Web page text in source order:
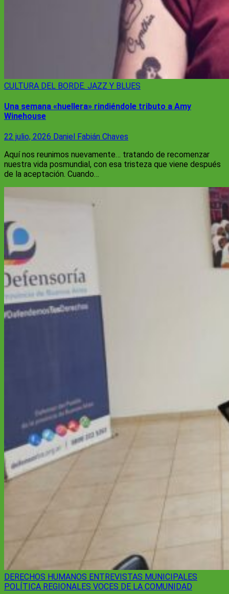
CULTURA DEL BORDE. JAZZ Y BLUES
Una semana «huellera» rindiéndole tributo a Amy
Winehouse
22 julio, 2026 Daniel Fabián Chaves
Aquí nos reunimos nuevamente… tratando de recomenzar
nuestra vida posmundial, con esa tristeza que viene después
de la aceptación. Cuando…
DERECHOS HUMANOS ENTREVISTAS MUNICIPALES
POLÍTICA REGIONALES VOCES DE LA COMUNIDAD